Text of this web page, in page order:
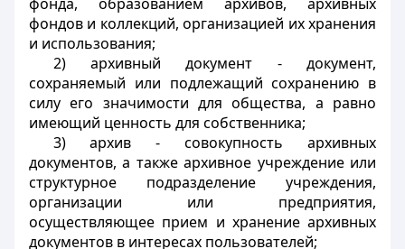
фондов и коллекций, организацией их хранения
и использования;
2) архивный документ - документ,
сохраняемый или подлежащий сохранению в
силу его значимости для общества, а равно
имеющий ценность для собственника;
3) архив - совокупность архивных
документов, а также архивное учреждение или
структурное подразделение учреждения,
организации или предприятия,
осуществляющее прием и хранение архивных
документов в интересах пользователей;